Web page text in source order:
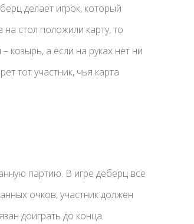
делает игрок, который
стол положили карту, то
козырь, а если на руках нет ни
тот участник, чья карта
партию. В игре деберц все
очков, участник должен
доиграть до конца.